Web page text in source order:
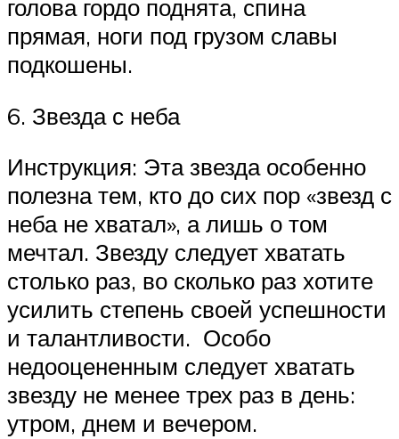
голова гордо поднята, спина
прямая, ноги под грузом славы
подкошены.
6. Звезда с неба
Инструкция: Эта звезда особенно
полезна тем, кто до сих пор «звезд с
неба не хватал», а лишь о том
мечтал. Звезду следует хватать
столько раз, во сколько раз хотите
усилить степень своей успешности
и талантливости. Особо
недооцененным следует хватать
звезду не менее трех раз в день:
утром, днем и вечером.